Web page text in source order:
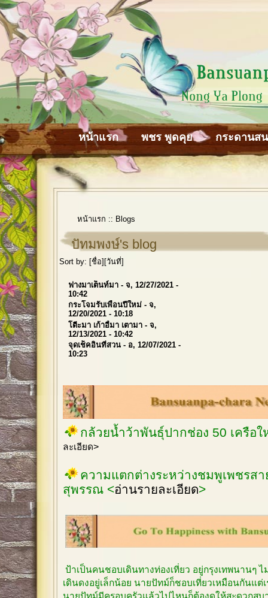
หน้าแรก พชร พูดคุย กระดานส
หน้าแรก :: Blogs
ปัทมพงษ์'s blog
Sort by: [ชื่อ][วันที่]
ฟางมาเต็นท์มา - จ, 12/27/2021 -
10:42
กระโจมรับเพื่อนปีใหม่ - จ,
12/20/2021 - 10:18
โตีะมา เก้าอี้มา เตามา - จ,
12/13/2021 - 10:42
จุดเช็คอินที่สวน - อ, 12/07/2021 -
10:23
กล้วยน้ำว้าพันธุ์ปากช่อง 50 เครือ
ละเอียด>
ความแตกต่างระหว่างชมพูเพชรส
สุพรรณ <อ่านรายละเอียด>
ป้าเป็นคนชอบเดินทางท่องเที่ยว อยู่กรุงเทพนานๆ
เดินดงอยู่เล็กน้อย นายปัทม์ก็ชอบเที่ยวเหมือนกันแต่
นายปัทม์มีครอบครัวแล้วไปไหนก็ต้องดูให้สะดวกส